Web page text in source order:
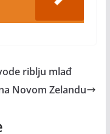
riblju mlađ
Novom Zelandu